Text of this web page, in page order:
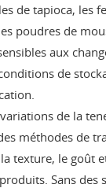
de tapioca, les
poudres de
aux
de
de la
méthodes de
texture, le goût
Sans des